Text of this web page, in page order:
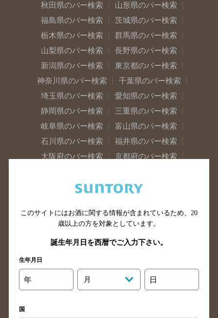
秋田県のバー検索
山形県のバー検索
福島県のバー検索
茨城県のバー検索
栃木県のバー検索
群馬県のバー検索
山梨県のバー検索
長野県のバー検索
新潟県のバー検索
東京都のバー検索
神奈川県のバー検索
千葉県のバー検索
埼玉県のバー検索
愛知県のバー検索
静岡県のバー検索
三重県のバー検索
岐阜県のバー検索
富山県のバー検索
石川県のバー検索
福井県のバー検索
大阪府のバー検索
京都府のバー検索
滋賀県のバー検索
和歌山県のバー検索
山口県のバー検索
鳥取県のバー検索
香川県のバー検索
愛媛県のバー検索
高知県のバー検索
長崎県のバー検索
佐賀県のバー検索
大分県のバー検索
熊本県のバー検索
このサイトにはお酒に関する情報が含まれているため、 20
歳以上の方を対象としています。
誕生年月日を西暦でご入力下さい。
生年月日
年 月 日
国